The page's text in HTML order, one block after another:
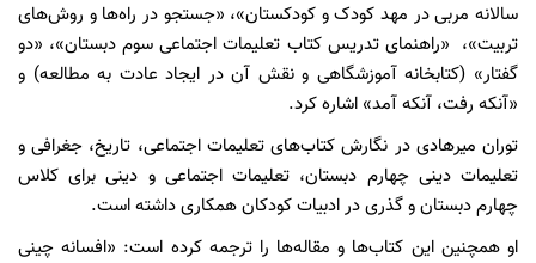
سالانه مربی در مهد کودک و کودکستان»، «جستجو در راه‌ها و روش‌های
تربیت»، «راهنمای تدریس کتاب تعلیمات اجتماعی سوم دبستان»، «دو
گفتار» (کتابخانه آموزشگاهی و نقش آن در ایجاد عادت به مطالعه) و
«آنکه رفت، آنکه آمد» اشاره کرد.
توران میرهادی در نگارش کتاب‌های تعلیمات اجتماعی، تاریخ، جغرافی و
تعلیمات دینی چهارم دبستان، تعلیمات اجتماعی و دینی برای کلاس
چهارم دبستان و گذری در ادبیات کودکان همکاری داشته است.
او همچنین این کتاب‌ها و مقاله‌ها را ترجمه کرده است: «افسانه چینی